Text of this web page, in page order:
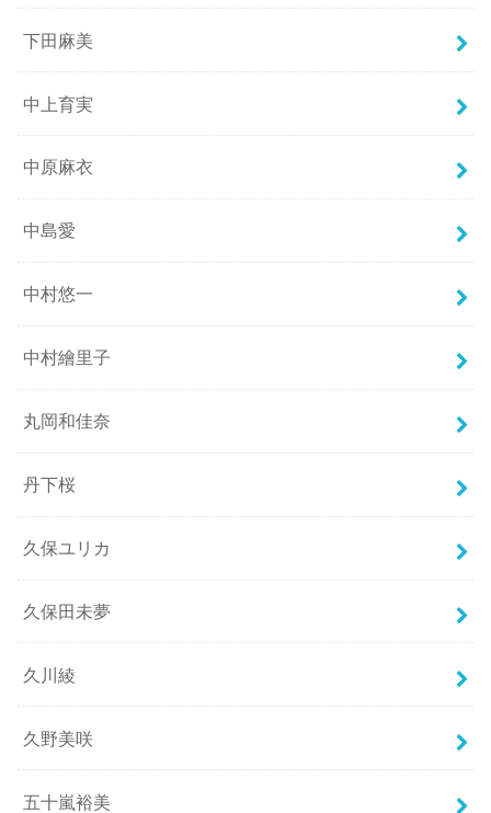
下田麻美
中上育実
中原麻衣
中島愛
中村悠一
中村繪里子
丸岡和佳奈
丹下桜
久保ユリカ
久保田未夢
久川綾
久野美咲
五十嵐裕美